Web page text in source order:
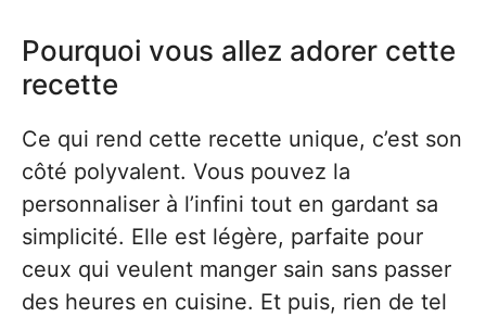
Pourquoi vous allez adorer cette
recette
Ce qui rend cette recette unique, c’est son
côté polyvalent. Vous pouvez la
personnaliser à l’infini tout en gardant sa
simplicité. Elle est légère, parfaite pour
ceux qui veulent manger sain sans passer
des heures en cuisine. Et puis, rien de tel